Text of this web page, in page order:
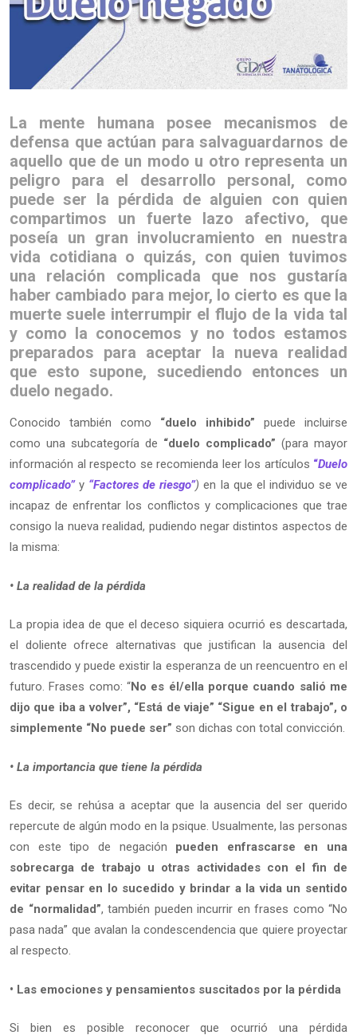
La mente humana posee mecanismos de
defensa que actúan para salvaguardarnos de
aquello que de un modo u otro representa un
peligro para el desarrollo personal, como
puede ser la pérdida de alguien con quien
compartimos un fuerte lazo afectivo, que
poseía un gran involucramiento en nuestra
vida cotidiana o quizás, con quien tuvimos
una relación complicada que nos gustaría
haber cambiado para mejor, lo cierto es que la
muerte suele interrumpir el flujo de la vida tal
y como la conocemos y no todos estamos
preparados para aceptar la nueva realidad
que esto supone, sucediendo entonces un
duelo negado.
Conocido también como “duelo inhibido” puede incluirse
como una subcategoría de “duelo complicado” (para mayor
información al respecto se recomienda leer los artículos “Duelo
complicado”y “Factores de riesgo”)en la que el individuo se ve
incapaz de enfrentar los conflictos y complicaciones que trae
consigo la nueva realidad, pudiendo negar distintos aspectos de
la misma:
• La realidad de la pérdida
La propia idea de que el deceso siquiera ocurrió es descartada,
el doliente ofrece alternativas que justifican la ausencia del
trascendido y puede existir la esperanza de un reencuentro en el
futuro. Frases como: “No es él/ella porque cuando salió me
dijo que iba a volver”, “Está de viaje” “Sigue en el trabajo”, o
simplemente “No puede ser” son dichas con total convicción.
• La importancia que tiene la pérdida
Es decir, se rehúsa a aceptar que la ausencia del ser querido
repercute de algún modo en la psique. Usualmente, las personas
con este tipo de negación pueden enfrascarse en una
sobrecarga de trabajo u otras actividades con el fin de
evitar pensar en lo sucedido y brindar a la vida un sentido
de “normalidad”, también pueden incurrir en frases como “No
pasa nada” que avalan la condescendencia que quiere proyectar
al respecto.
• Las emociones y pensamientos suscitados por la pérdida
Si bien es posible reconocer que ocurrió una pérdida